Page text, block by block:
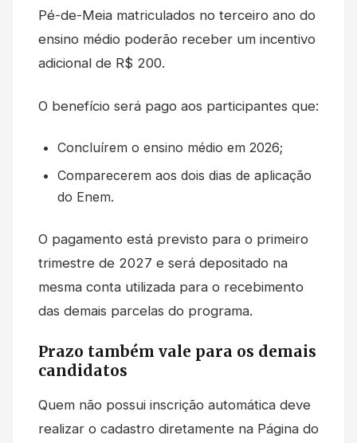
Pé-de-Meia matriculados no terceiro ano do
ensino médio poderão receber um incentivo
adicional de R$ 200.
O benefício será pago aos participantes que:
Concluírem o ensino médio em 2026;
Comparecerem aos dois dias de aplicação
do Enem.
O pagamento está previsto para o primeiro
trimestre de 2027 e será depositado na
mesma conta utilizada para o recebimento
das demais parcelas do programa.
Prazo também vale para os demais
candidatos
Quem não possui inscrição automática deve
realizar o cadastro diretamente na Página do